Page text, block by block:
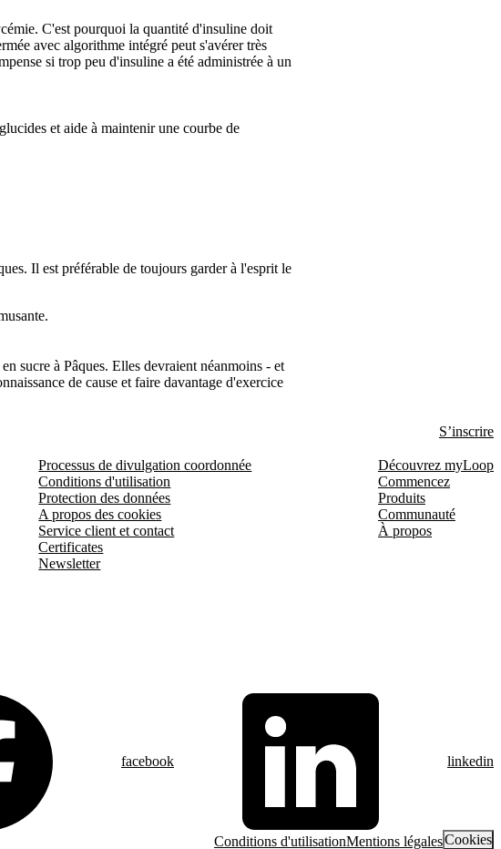
C'est pourquoi la quantité d'insuline doit
avec algorithme intégré peut s'avérer très
si trop peu d'insuline a été administrée à un
et aide à maintenir une courbe de
Il est préférable de toujours garder à l'esprit le
sucre à Pâques. Elles devraient néanmoins - et
de cause et faire davantage d'exercice
S’inscrire
Processus de divulgation coordonnée
Conditions d'utilisation
Protection des données
A propos des cookies
Service client et contact
Certificates
Newsletter
Découvrez myLoop
Commencez
Produits
Communauté
À propos
facebook linkedin
Conditions d'utilisationMentions légalesCookies